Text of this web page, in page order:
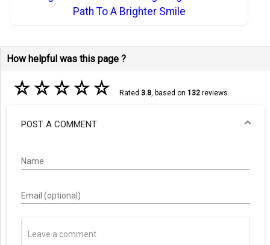
Path To A Brighter Smile
How helpful was this page ?
☆☆☆☆☆ Rated 3.8, based on 132reviews.
POST A COMMENT
Name
Email (optional)